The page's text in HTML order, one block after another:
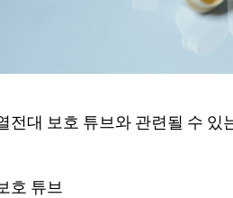
전대 보호 튜브와 관련될 수
호 튜브